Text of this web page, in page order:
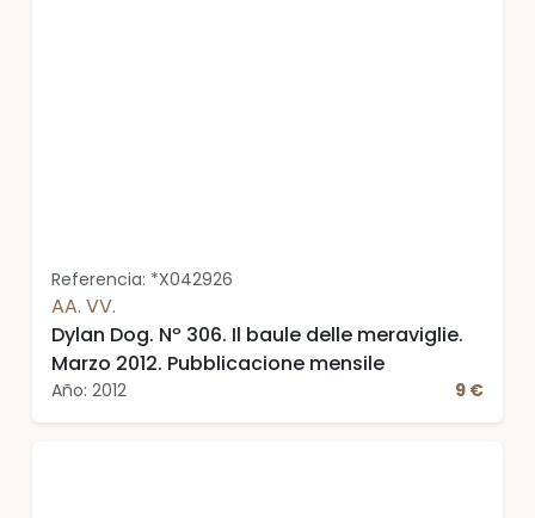
Referencia: *X042926
AA. VV.
Dylan Dog. Nº 306. Il baule delle meraviglie.
Marzo 2012. Pubblicacione mensile
Año: 2012 9 €